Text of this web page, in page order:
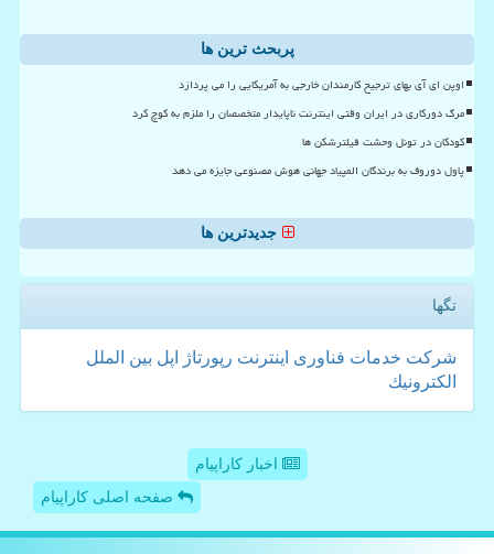
پربحث ترین ها
اوپن ای آی بهای ترجیح کارمندان خارجی به آمریکایی را می پردازد
مرگ دورکاری در ایران وقتی اینترنت ناپایدار متخصصان را ملزم به کوچ کرد
کودکان در تونل وحشت فیلترشکن ها
پاول دوروف به برندگان المپیاد جهانی هوش مصنوعی جایزه می دهد
جدیدترین ها
تگها
شركت خدمات فناوری اینترنت رپورتاژ اپل بین الملل
الكترونیك
اخبار کاراپیام
صفحه اصلی کاراپیام